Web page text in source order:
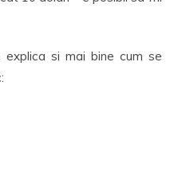
si mai bine cum se